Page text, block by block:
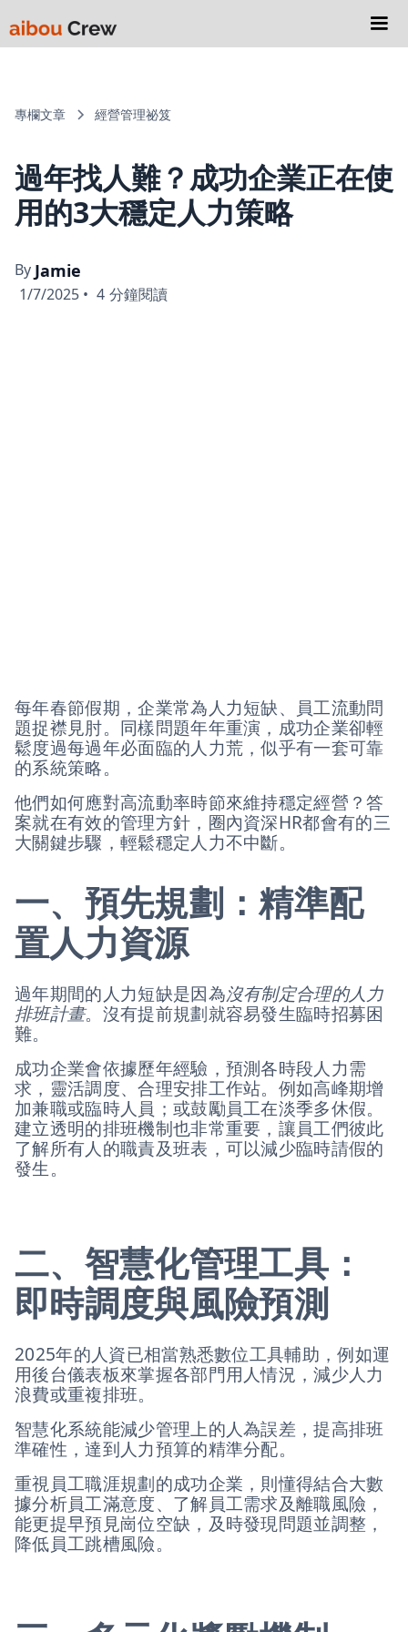
專欄文章 經營管理祕笈
過年找人難？成功企業正在使
用的3大穩定人力策略
By Jamie
1/7/2025 • 4 分鐘閱讀
每年春節假期，企業常為人力短缺、員工流動問
題捉襟見肘。同樣問題年年重演，成功企業卻輕
鬆度過每過年必面臨的人力荒，似乎有一套可靠
的系統策略。
他們如何應對高流動率時節來維持穩定經營？答
案就在有效的管理方針，圈內資深HR都會有的三
大關鍵步驟，輕鬆穩定人力不中斷。
一、預先規劃：精準配
置人力資源
過年期間的人力短缺是因為沒有制定合理的人力
排班計畫。沒有提前規劃就容易發生臨時招募困
難。
成功企業會依據歷年經驗，預測各時段人力需
求，靈活調度、合理安排工作站。例如高峰期增
加兼職或臨時人員；或鼓勵員工在淡季多休假。
建立透明的排班機制也非常重要，讓員工們彼此
了解所有人的職責及班表，可以減少臨時請假的
發生。
二、智慧化管理工具：
即時調度與風險預測
2025年的人資已相當熟悉數位工具輔助，例如運
用後台儀表板來掌握各部門用人情況，減少人力
浪費或重複排班。
智慧化系統能減少管理上的人為誤差，提高排班
準確性，達到人力預算的精準分配。
重視員工職涯規劃的成功企業，則懂得結合大數
據分析員工滿意度、了解員工需求及離職風險，
能更提早預見崗位空缺，及時發現問題並調整，
降低員工跳槽風險。